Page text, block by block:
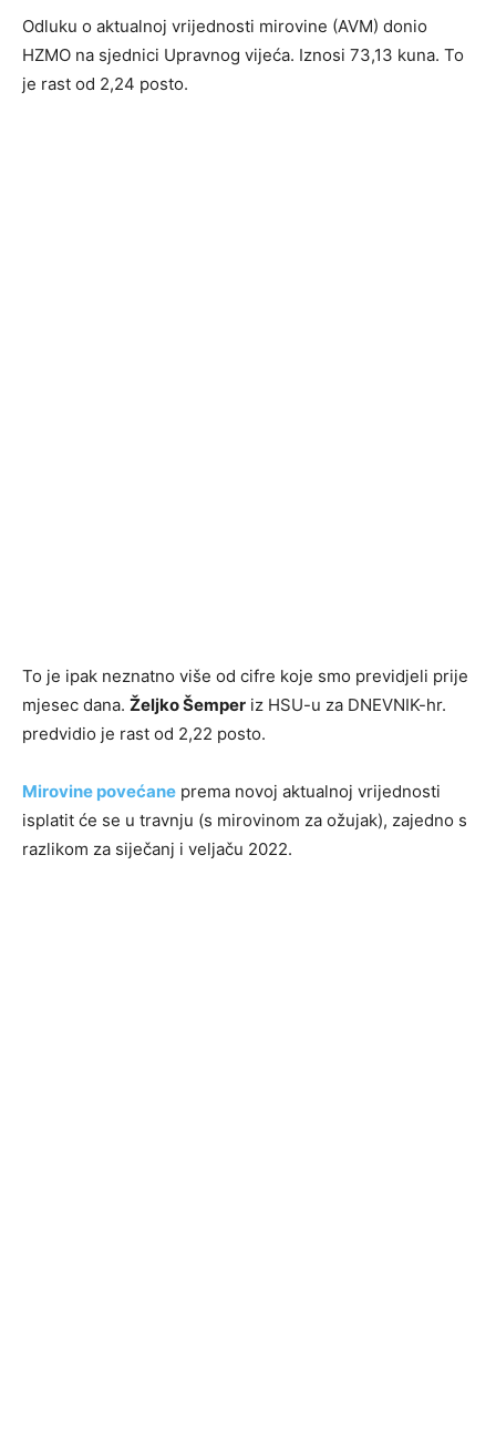
Odluku o aktualnoj vrijednosti mirovine (AVM) donio
HZMO na sjednici Upravnog vijeća. Iznosi 73,13 kuna. To
je rast od 2,24 posto.
To je ipak neznatno više od cifre koje smo previdjeli prije
mjesec dana. Željko Šemper iz HSU-u za DNEVNIK-hr.
predvidio je rast od 2,22 posto.
Mirovine povećane prema novoj aktualnoj vrijednosti
isplatit će se u travnju (s mirovinom za ožujak), zajedno s
razlikom za siječanj i veljaču 2022.